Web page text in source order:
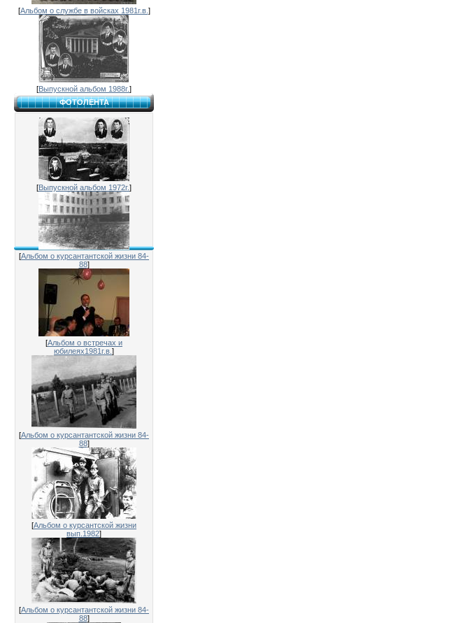
[Альбом о службе в войсках 1981г.в. ]
[Выпускной альбом 1988г.]
ФОТОЛЕНТА
[Выпускной альбом 1972г.]
[Альбом о курсантантской жизни 84-
88]
[Альбом о встречах и
юбилеях1981г.в. ]
[Альбом о курсантантской жизни 84-
88]
[Альбом о курсантской жизни
вып.1982]
[Альбом о курсантантской жизни 84-
88]